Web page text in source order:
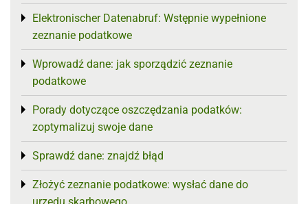
Elektronischer Datenabruf: Wstępnie wypełnione
zeznanie podatkowe
Toggle menu
Wprowadź dane: jak sporządzić zeznanie
podatkowe
Toggle menu
Porady dotyczące oszczędzania podatków:
zoptymalizuj swoje dane
Toggle menu
Sprawdź dane: znajdź błąd
Toggle menu
Złożyć zeznanie podatkowe: wysłać dane do
Toggle menu